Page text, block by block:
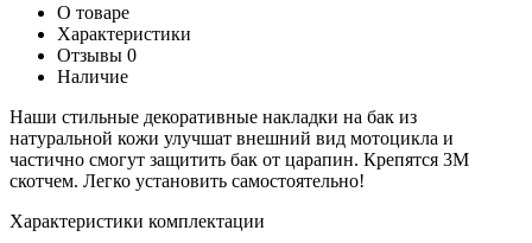
О товаре
Характеристики
Отзывы 0
Наличие
Наши стильные декоративные накладки на бак из
натуральной кожи улучшат внешний вид мотоцикла и
частично смогут защитить бак от царапин. Крепятся 3М
скотчем. Легко установить самостоятельно!
Характеристики комплектации